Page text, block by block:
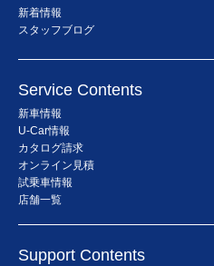
新着情報
スタッフブログ
Service Contents
新車情報
U-Car情報
カタログ請求
オンライン見積
試乗車情報
店舗一覧
Support Contents